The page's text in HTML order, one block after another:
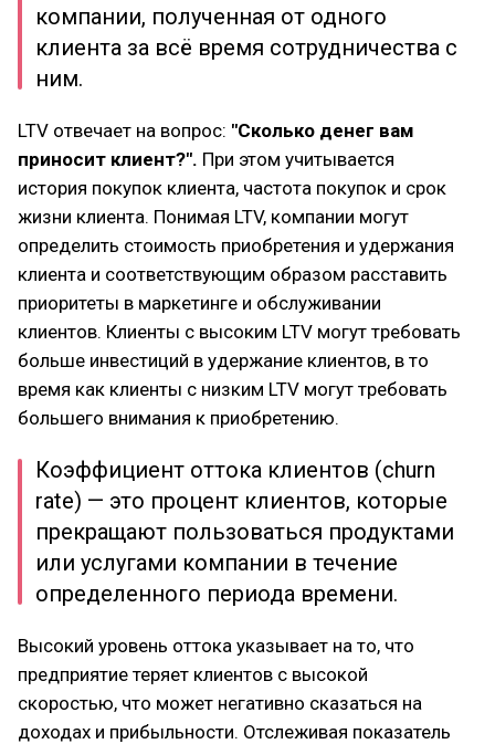
компании, полученная от одного
клиента за всё время сотрудничества с
ним.
LTV отвечает на вопрос: "Сколько денег вам
приносит клиент?". При этом учитывается
история покупок клиента, частота покупок и срок
жизни клиента. Понимая LTV, компании могут
определить стоимость приобретения и удержания
клиента и соответствующим образом расставить
приоритеты в маркетинге и обслуживании
клиентов. Клиенты с высоким LTV могут требовать
больше инвестиций в удержание клиентов, в то
время как клиенты с низким LTV могут требовать
большего внимания к приобретению.
Коэффициент оттока клиентов (churn
rate) — это процент клиентов, которые
прекращают пользоваться продуктами
или услугами компании в течение
определенного периода времени.
Высокий уровень оттока указывает на то, что
предприятие теряет клиентов с высокой
скоростью, что может негативно сказаться на
доходах и прибыльности. Отслеживая показатель